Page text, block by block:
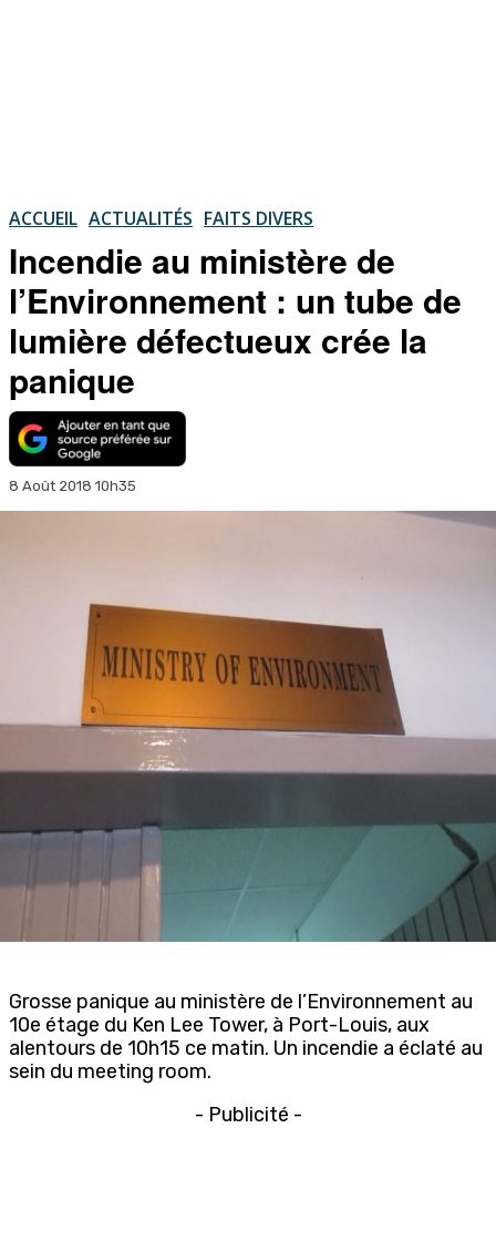
ACCUEIL ACTUALITÉS FAITS DIVERS
Incendie au ministère de
l’Environnement : un tube de
lumière défectueux crée la
panique
8 Août 2018 10h35
Grosse panique au ministère de l’Environnement au
10e étage du Ken Lee Tower, à Port-Louis, aux
alentours de 10h15 ce matin. Un incendie a éclaté au
sein du meeting room.
- Publicité -